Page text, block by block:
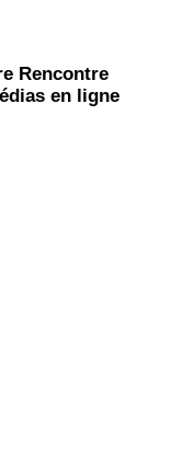
Rencontre
en ligne